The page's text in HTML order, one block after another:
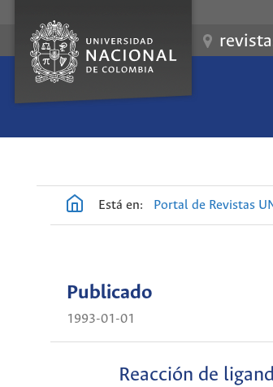
Está en: Portal de Revistas
Publicado
1993-01-01
Reacción de